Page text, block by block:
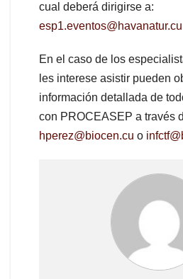
cual deberá dirigirse a:
esp1.eventos@havanatur.cu
En el caso de los
les interese asistir pueden
información detallada de
con PROCEASEP a través
hperez@biocen.cu o